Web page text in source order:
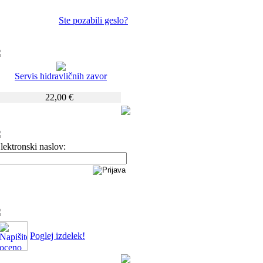
Ste pozabili geslo?
Servis hidravličnih zavor
22,00 €
naslov:
Poglej izdelek!